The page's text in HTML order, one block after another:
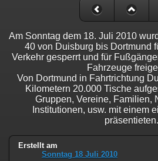
Am Sonntag dem 18. Juli 2010
40 von Duisburg bis Dortmund
Verkehr gesperrt und für
Fahrzeuge
Von Dortmund in Fahrtrichtung
Kilometern 20.000 Tische
Gruppen, Vereine, Familien,
Institutionen, usw. mit einem
präsentieten.
Erstellt am
Sonntag 18 Juli 2010